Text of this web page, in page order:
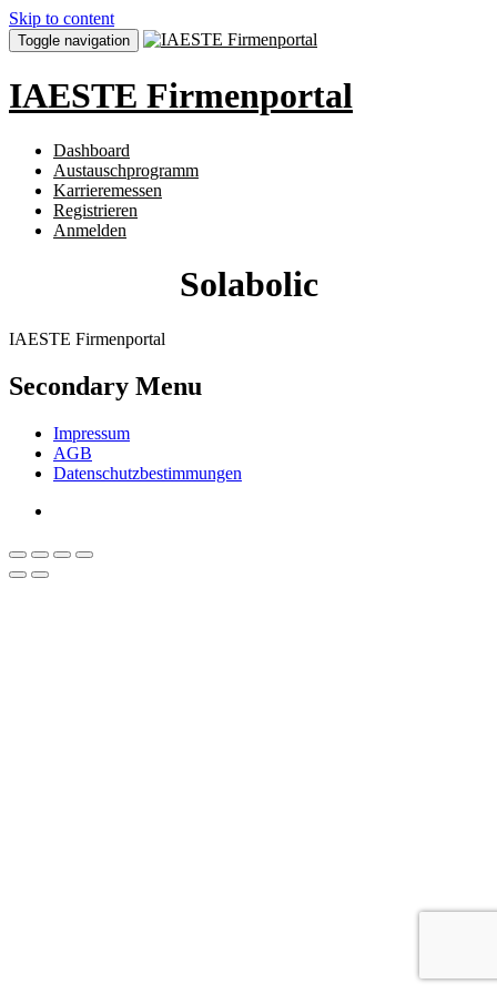
Skip to content
Toggle navigation
IAESTE Firmenportal
Dashboard
Austauschprogramm
Karrieremessen
Registrieren
Anmelden
Solabolic
IAESTE Firmenportal
Secondary Menu
Impressum
AGB
Datenschutzbestimmungen